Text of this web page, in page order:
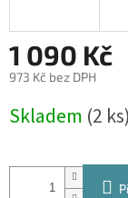
1 090 Kč
973 Kč bez DPH
cena:
Skladem (2 ks)